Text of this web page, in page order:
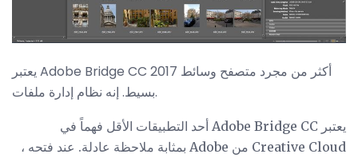
يعتبر Adobe Bridge CC 2017 أكثر من مجرد متصفح وسائط
بسيط. إنه نظام إدارة ملفات.
يعتبر Adobe Bridge CC أحد التطبيقات الأقل فهماً في
Creative Cloud من Adobe بمثابة ملاحظة عادلة. عند فتحه ،